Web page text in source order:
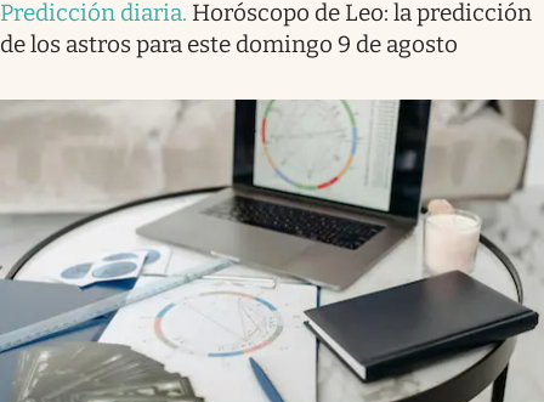
Predicción diaria. Horóscopo de Leo: la predicción
de los astros para este domingo 9 de agosto